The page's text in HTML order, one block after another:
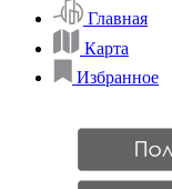
Главная
Карта
Избранное